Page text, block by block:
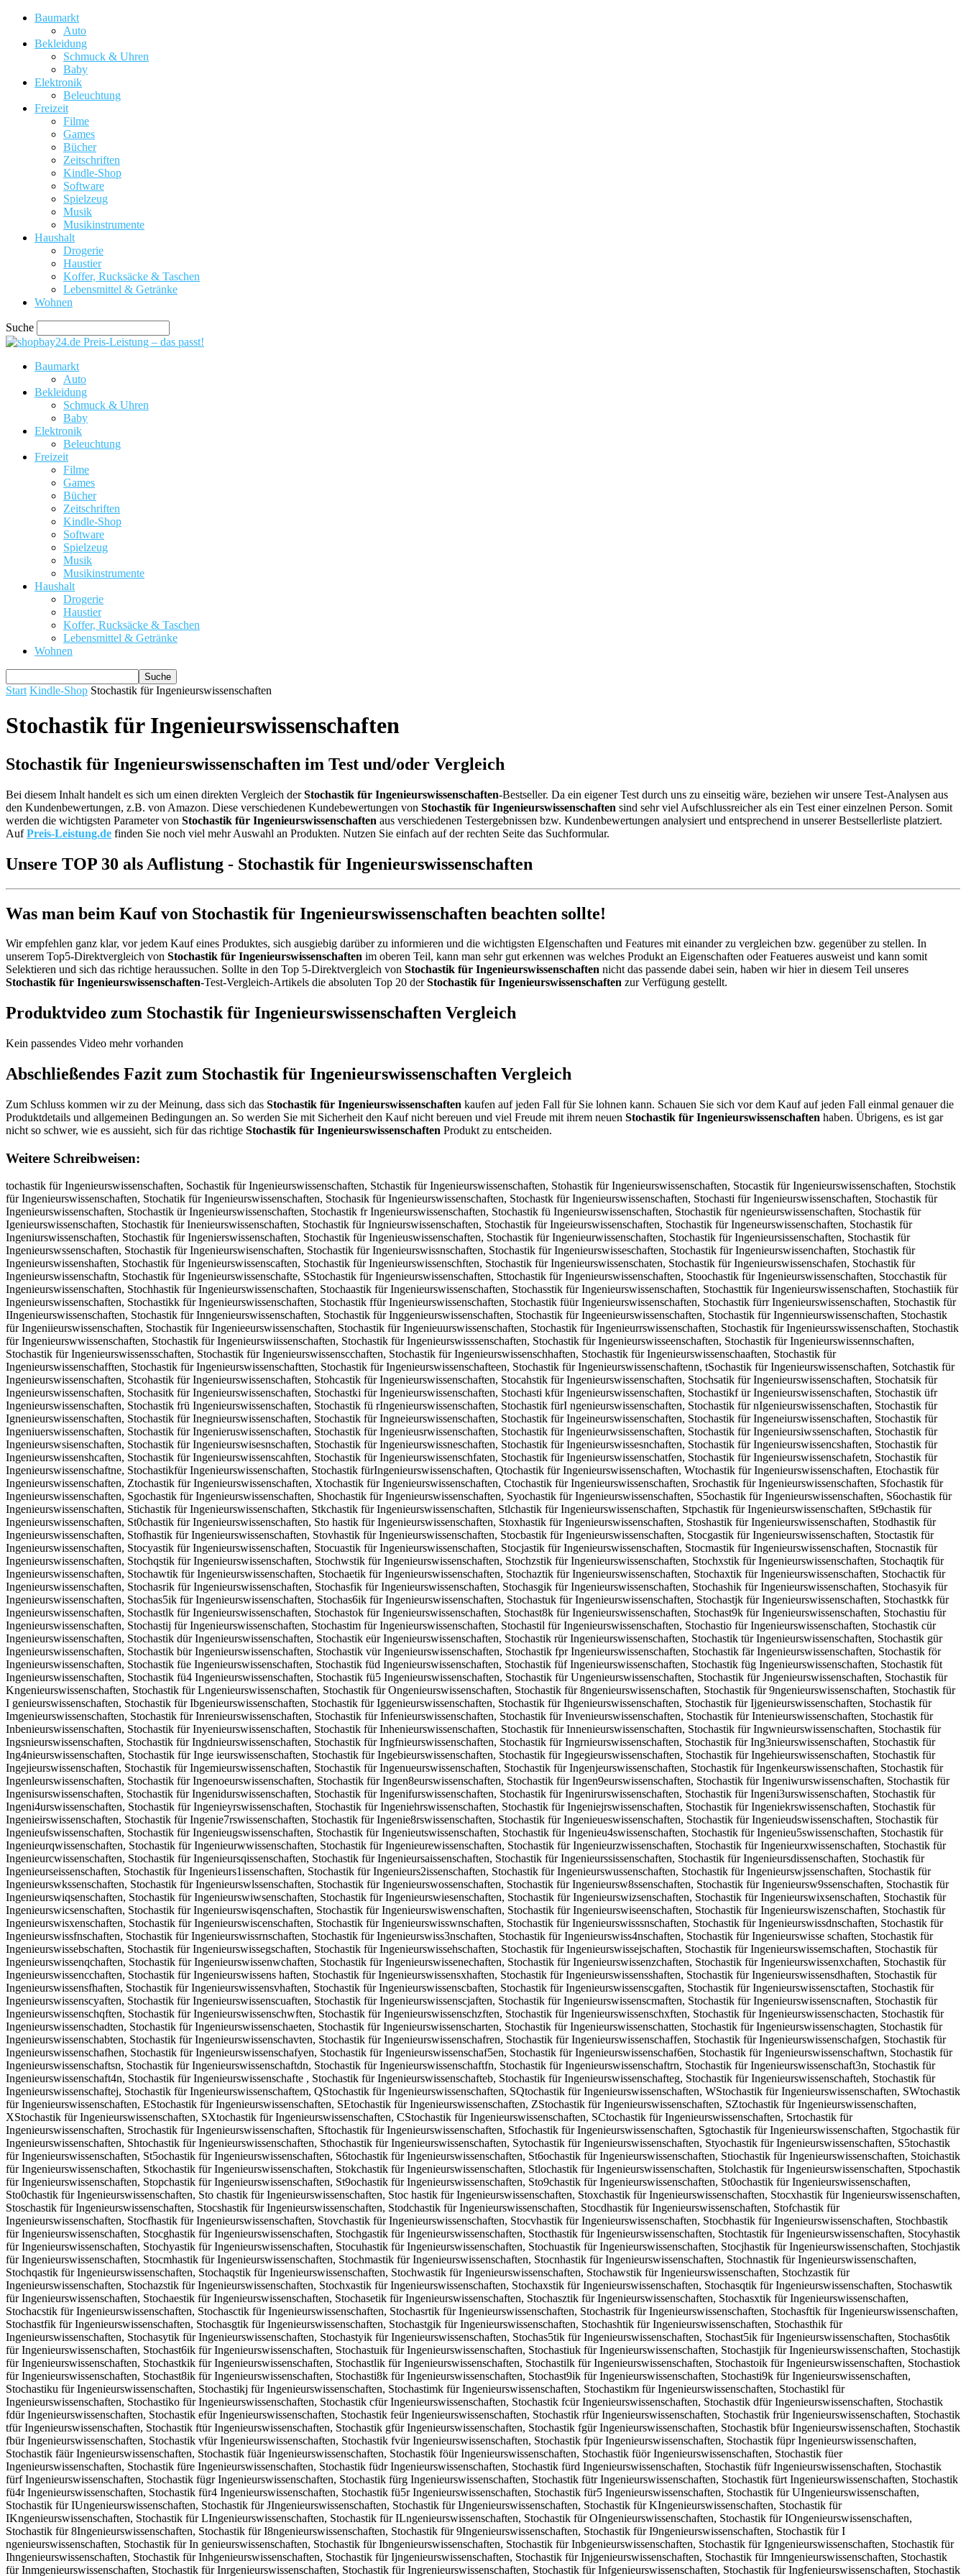
Baumarkt
Auto
Bekleidung
Schmuck & Uhren
Baby
Elektronik
Beleuchtung
Freizeit
Filme
Games
Bücher
Zeitschriften
Kindle-Shop
Software
Spielzeug
Musik
Musikinstrumente
Haushalt
Drogerie
Haustier
Koffer, Rucksäcke & Taschen
Lebensmittel & Getränke
Wohnen
Suche
Preis-Leistung – das passt!
Baumarkt
Auto
Bekleidung
Schmuck & Uhren
Baby
Elektronik
Beleuchtung
Freizeit
Filme
Games
Bücher
Zeitschriften
Kindle-Shop
Software
Spielzeug
Musik
Musikinstrumente
Haushalt
Drogerie
Haustier
Koffer, Rucksäcke & Taschen
Lebensmittel & Getränke
Wohnen
Start Kindle-Shop Stochastik für Ingenieurswissenschaften
Stochastik für Ingenieurswissenschaften
Stochastik für Ingenieurswissenschaften im Test und/oder Vergleich
Bei diesem Inhalt handelt es sich um einen direkten Vergleich derStochastik für Ingenieurswissenschaften-Bestseller. Da ein eigener Test durch uns zu einseitig wäre, beziehen wir unsere Test-Analysen aus
den Kundenbewertungen, z.B. von Amazon. Diese verschiedenen Kundebewertungen von Stochastik für Ingenieurswissenschaften sind sehr viel Aufschlussreicher als ein Test einer einzelnen Person. Somit
werden die wichtigsten Parameter von Stochastik für Ingenieurswissenschaften aus verschiedenen Testergebnissen bzw. Kundenbewertungen analysiert und entsprechend in unserer Bestsellerliste platziert.
AufPreis-Leistung.de finden Sie noch viel mehr Auswahl an Produkten. Nutzen Sie einfach auf der rechten Seite das Suchformular.
Unsere TOP 30 als Auflistung - Stochastik für Ingenieurswissenschaften
Was man beim Kauf von Stochastik für Ingenieurswissenschaften beachten sollte!
Wir empfehlen ganz klar, vor jedem Kauf eines Produktes, sich ausgiebig darüber zu informieren und die wichtigsten EIgenschaften und Features mit einander zu vergleichen bzw. gegenüber zu stellen. In
unserem Top5-Direktvergleich von Stochastik für Ingenieurswissenschaften im oberen Teil, kann man sehr gut erkennen was welches Produkt an Eigenschaften oder Featueres ausweist und kann somit
Selektieren und sich das richtige heraussuchen. Sollte in den Top 5-Direktvergleich von Stochastik für Ingenieurswissenschaften nicht das passende dabei sein, haben wir hier in diesem Teil unseres
Stochastik für Ingenieurswissenschaften-Test-Vergleich-Artikels die absoluten Top 20 derStochastik für Ingenieurswissenschaften zur Verfügung gestellt.
Produktvideo zum Stochastik für Ingenieurswissenschaften Vergleich
Kein passendes Video mehr vorhanden
Abschließendes Fazit zum Stochastik für Ingenieurswissenschaften Vergleich
Zum Schluss kommen wir zu der Meinung, dass sich das Stochastik für Ingenieurswissenschaften kaufen auf jeden Fall für Sie lohnen kann. Schauen Sie sich vor dem Kauf auf jeden Fall einmal genauer die
Produktdetails und allgemeinen Bedingungen an. So werden Sie mit Sicherheit den Kauf nicht bereuen und viel Freude mit ihrem neuen Stochastik für Ingenieurswissenschaften haben. Übrigens, es ist gar
nicht so schwer, wie es aussieht, sich für das richtige Stochastik für Ingenieurswissenschaften Produkt zu entscheiden.
Weitere Schreibweisen:
tochastik für Ingenieurswissenschaften, Sochastik für Ingenieurswissenschaften, Stchastik für Ingenieurswissenschaften, Stohastik für Ingenieurswissenschaften, Stocastik für Ingenieurswissenschaften, Stochstik für Ingenieurswissenschaften, Stochatik für Ingenieurswissenschaften, Stochasik für Ingenieurswissenschaften, Stochastk für Ingenieurswissenschaften, Stochasti für Ingenieurswissenschaften, Stochastik für Ingenieurswissenschaften, Stochastik ür Ingenieurswissenschaften, Stochastik fr Ingenieurswissenschaften, Stochastik fü Ingenieurswissenschaften, Stochastik für ngenieurswissenschaften, Stochastik für Igenieurswissenschaften, Stochastik für Inenieurswissenschaften, Stochastik für Ingnieurswissenschaften, Stochastik für Ingeieurswissenschaften, Stochastik für Ingeneurswissenschaften, Stochastik für Ingeniurswissenschaften, Stochastik für Ingenierswissenschaften, Stochastik für Ingenieuswissenschaften, Stochastik für Ingenieurwissenschaften, Stochastik für Ingenieursissenschaften, Stochastik für Ingenieurswssenschaften, Stochastik für Ingenieurswisenschaften, Stochastik für Ingenieurswissnschaften, Stochastik für Ingenieurswisseschaften, Stochastik für Ingenieurswissenchaften, Stochastik für Ingenieurswissenshaften, Stochastik für Ingenieurswissenscaften, Stochastik für Ingenieurswissenschften, Stochastik für Ingenieurswissenschaten, Stochastik für Ingenieurswissenschafen, Stochastik für Ingenieurswissenschaftn, Stochastik für Ingenieurswissenschafte, SStochastik für Ingenieurswissenschaften, Sttochastik für Ingenieurswissenschaften, Stoochastik für Ingenieurswissenschaften, Stocchastik für Ingenieurswissenschaften, Stochhastik für Ingenieurswissenschaften, Stochaastik für Ingenieurswissenschaften, Stochasstik für Ingenieurswissenschaften, Stochasttik für Ingenieurswissenschaften, Stochastiik für Ingenieurswissenschaften, Stochastikk für Ingenieurswissenschaften, Stochastik ffür Ingenieurswissenschaften, Stochastik füür Ingenieurswissenschaften, Stochastik fürr Ingenieurswissenschaften, Stochastik für IIngenieurswissenschaften, Stochastik für Inngenieurswissenschaften, Stochastik für Inggenieurswissenschaften, Stochastik für Ingeenieurswissenschaften, Stochastik für Ingennieurswissenschaften, Stochastik für Ingeniieurswissenschaften, Stochastik für Ingenieeurswissenschaften, Stochastik für Ingenieuurswissenschaften, Stochastik für Ingenieurrswissenschaften, Stochastik für Ingenieursswissenschaften, Stochastik für Ingenieurswwissenschaften, Stochastik für Ingenieurswiissenschaften, Stochastik für Ingenieurswisssenschaften, Stochastik für Ingenieurswisseenschaften, Stochastik für Ingenieurswissennschaften, Stochastik für Ingenieurswissensschaften, Stochastik für Ingenieurswissenscchaften, Stochastik für Ingenieurswissenschhaften, Stochastik für Ingenieurswissenschaaften, Stochastik für Ingenieurswissenschafften, Stochastik für Ingenieurswissenschaftten, Stochastik für Ingenieurswissenschafteen, Stochastik für Ingenieurswissenschaftenn, tSochastik für Ingenieurswissenschaften, Sotchastik für Ingenieurswissenschaften, Stcohastik für Ingenieurswissenschaften, Stohcastik für Ingenieurswissenschaften, Stocahstik für Ingenieurswissenschaften, Stochsatik für Ingenieurswissenschaften, Stochatsik für Ingenieurswissenschaften, Stochasitk für Ingenieurswissenschaften, Stochastki für Ingenieurswissenschaften, Stochasti kfür Ingenieurswissenschaften, Stochastikf ür Ingenieurswissenschaften, Stochastik üfr Ingenieurswissenschaften, Stochastik frü Ingenieurswissenschaften, Stochastik fü rIngenieurswissenschaften, Stochastik fürI ngenieurswissenschaften, Stochastik für nIgenieurswissenschaften, Stochastik für Ignenieurswissenschaften, Stochastik für Inegnieurswissenschaften, Stochastik für Ingneieurswissenschaften, Stochastik für Ingeineurswissenschaften, Stochastik für Ingeneiurswissenschaften, Stochastik für Ingeniuerswissenschaften, Stochastik für Ingenieruswissenschaften, Stochastik für Ingenieusrwissenschaften, Stochastik für Ingenieurwsissenschaften, Stochastik für Ingenieursiwssenschaften, Stochastik für Ingenieurswsisenschaften, Stochastik für Ingenieurswisesnschaften, Stochastik für Ingenieurswissneschaften, Stochastik für Ingenieurswissesnchaften, Stochastik für Ingenieurswissencshaften, Stochastik für Ingenieurswissenshcaften, Stochastik für Ingenieurswissenscahften, Stochastik für Ingenieurswissenschfaten, Stochastik für Ingenieurswissenschatfen, Stochastik für Ingenieurswissenschafetn, Stochastik für Ingenieurswissenschaftne, Stochastikfür Ingenieurswissenschaften, Stochastik fürIngenieurswissenschaften, Qtochastik für Ingenieurswissenschaften, Wtochastik für Ingenieurswissenschaften, Etochastik für Ingenieurswissenschaften, Ztochastik für Ingenieurswissenschaften, Xtochastik für Ingenieurswissenschaften, Ctochastik für Ingenieurswissenschaften, Srochastik für Ingenieurswissenschaften, Sfochastik für Ingenieurswissenschaften, Sgochastik für Ingenieurswissenschaften, Shochastik für Ingenieurswissenschaften, Syochastik für Ingenieurswissenschaften, S5ochastik für Ingenieurswissenschaften, S6ochastik für Ingenieurswissenschaften, Stichastik für Ingenieurswissenschaften, Stkchastik für Ingenieurswissenschaften, Stlchastik für Ingenieurswissenschaften, Stpchastik für Ingenieurswissenschaften, St9chastik für Ingenieurswissenschaften, St0chastik für Ingenieurswissenschaften, Sto hastik für Ingenieurswissenschaften, Stoxhastik für Ingenieurswissenschaften, Stoshastik für Ingenieurswissenschaften, Stodhastik für Ingenieurswissenschaften, Stofhastik für Ingenieurswissenschaften, Stovhastik für Ingenieurswissenschaften, Stocbastik für Ingenieurswissenschaften, Stocgastik für Ingenieurswissenschaften, Stoctastik für Ingenieurswissenschaften, Stocyastik für Ingenieurswissenschaften, Stocuastik für Ingenieurswissenschaften, Stocjastik für Ingenieurswissenschaften, Stocmastik für Ingenieurswissenschaften, Stocnastik für Ingenieurswissenschaften, Stochqstik für Ingenieurswissenschaften, Stochwstik für Ingenieurswissenschaften, Stochzstik für Ingenieurswissenschaften, Stochxstik für Ingenieurswissenschaften, Stochaqtik für Ingenieurswissenschaften, Stochawtik für Ingenieurswissenschaften, Stochaetik für Ingenieurswissenschaften, Stochaztik für Ingenieurswissenschaften, Stochaxtik für Ingenieurswissenschaften, Stochactik für Ingenieurswissenschaften, Stochasrik für Ingenieurswissenschaften, Stochasfik für Ingenieurswissenschaften, Stochasgik für Ingenieurswissenschaften, Stochashik für Ingenieurswissenschaften, Stochasyik für Ingenieurswissenschaften, Stochas5ik für Ingenieurswissenschaften, Stochas6ik für Ingenieurswissenschaften, Stochastuk für Ingenieurswissenschaften, Stochastjk für Ingenieurswissenschaften, Stochastkk für Ingenieurswissenschaften, Stochastlk für Ingenieurswissenschaften, Stochastok für Ingenieurswissenschaften, Stochast8k für Ingenieurswissenschaften, Stochast9k für Ingenieurswissenschaften, Stochastiu für Ingenieurswissenschaften, Stochastij für Ingenieurswissenschaften, Stochastim für Ingenieurswissenschaften, Stochastil für Ingenieurswissenschaften, Stochastio für Ingenieurswissenschaften, Stochastik cür Ingenieurswissenschaften, Stochastik dür Ingenieurswissenschaften, Stochastik eür Ingenieurswissenschaften, Stochastik rür Ingenieurswissenschaften, Stochastik tür Ingenieurswissenschaften, Stochastik gür Ingenieurswissenschaften, Stochastik bür Ingenieurswissenschaften, Stochastik vür Ingenieurswissenschaften, Stochastik fpr Ingenieurswissenschaften, Stochastik fär Ingenieurswissenschaften, Stochastik för Ingenieurswissenschaften, Stochastik füe Ingenieurswissenschaften, Stochastik füd Ingenieurswissenschaften, Stochastik füf Ingenieurswissenschaften, Stochastik füg Ingenieurswissenschaften, Stochastik füt Ingenieurswissenschaften, Stochastik fü4 Ingenieurswissenschaften, Stochastik fü5 Ingenieurswissenschaften, Stochastik für Ungenieurswissenschaften, Stochastik für Jngenieurswissenschaften, Stochastik für Kngenieurswissenschaften, Stochastik für Lngenieurswissenschaften, Stochastik für Ongenieurswissenschaften, Stochastik für 8ngenieurswissenschaften, Stochastik für 9ngenieurswissenschaften, Stochastik für I genieurswissenschaften, Stochastik für Ibgenieurswissenschaften, Stochastik für Iggenieurswissenschaften, Stochastik für Ihgenieurswissenschaften, Stochastik für Ijgenieurswissenschaften, Stochastik für Imgenieurswissenschaften, Stochastik für Inrenieurswissenschaften, Stochastik für Infenieurswissenschaften, Stochastik für Invenieurswissenschaften, Stochastik für Intenieurswissenschaften, Stochastik für Inbenieurswissenschaften, Stochastik für Inyenieurswissenschaften, Stochastik für Inhenieurswissenschaften, Stochastik für Innenieurswissenschaften, Stochastik für Ingwnieurswissenschaften, Stochastik für Ingsnieurswissenschaften, Stochastik für Ingdnieurswissenschaften, Stochastik für Ingfnieurswissenschaften, Stochastik für Ingrnieurswissenschaften, Stochastik für Ing3nieurswissenschaften, Stochastik für Ing4nieurswissenschaften, Stochastik für Inge ieurswissenschaften, Stochastik für Ingebieurswissenschaften, Stochastik für Ingegieurswissenschaften, Stochastik für Ingehieurswissenschaften, Stochastik für Ingejieurswissenschaften, Stochastik für Ingemieurswissenschaften, Stochastik für Ingenueurswissenschaften, Stochastik für Ingenjeurswissenschaften, Stochastik für Ingenkeurswissenschaften, Stochastik für Ingenleurswissenschaften, Stochastik für Ingenoeurswissenschaften, Stochastik für Ingen8eurswissenschaften, Stochastik für Ingen9eurswissenschaften, Stochastik für Ingeniwurswissenschaften, Stochastik für Ingenisurswissenschaften, Stochastik für Ingenidurswissenschaften, Stochastik für Ingenifurswissenschaften, Stochastik für Ingenirurswissenschaften, Stochastik für Ingeni3urswissenschaften, Stochastik für Ingeni4urswissenschaften, Stochastik für Ingenieyrswissenschaften, Stochastik für Ingeniehrswissenschaften, Stochastik für Ingeniejrswissenschaften, Stochastik für Ingeniekrswissenschaft